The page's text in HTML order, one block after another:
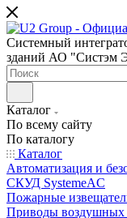
Системный
зданий АО "Систэм
Каталог
По всему сайту
По каталогу
Каталог
Автоматизация и
СКУД SystemeAC
Пожарные
Приводы воздушных